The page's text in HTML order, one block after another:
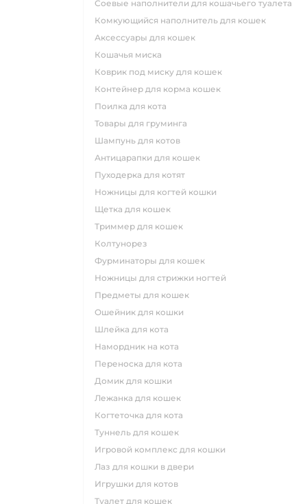
соевые наполнители для кошачьего туалета
комкующийся наполнитель для кошек
аксессуары для кошек
кошачья миска
коврик под миску для кошек
контейнер для корма кошек
поилка для кота
товары для груминга
шампунь для котов
антицарапки для кошек
пуходерка для котят
ножницы для когтей кошки
щетка для кошек
триммер для кошек
колтунорез
фурминаторы для кошек
ножницы для стрижки ногтей
предметы для кошек
ошейник для кошки
шлейка для кота
намордник на кота
переноска для кота
домик для кошки
лежанка для кошек
когтеточка для кота
туннель для кошек
игровой комплекс для кошки
лаз для кошки в двери
игрушки для котов
туалет для кошек